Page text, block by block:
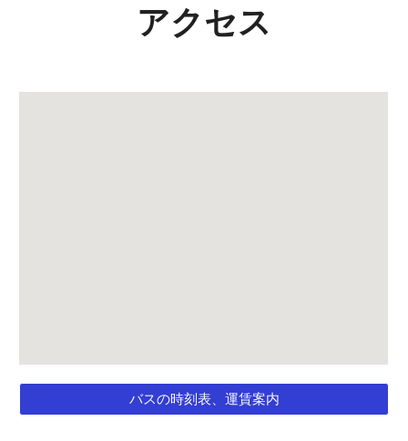
アクセス
バスの時刻表、運賃案内